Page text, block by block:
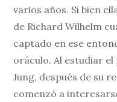
varios años. Si bien
de Richard Wilhelm
captado en ese
oráculo. Al estudiar
Jung, después de su
comenzó a